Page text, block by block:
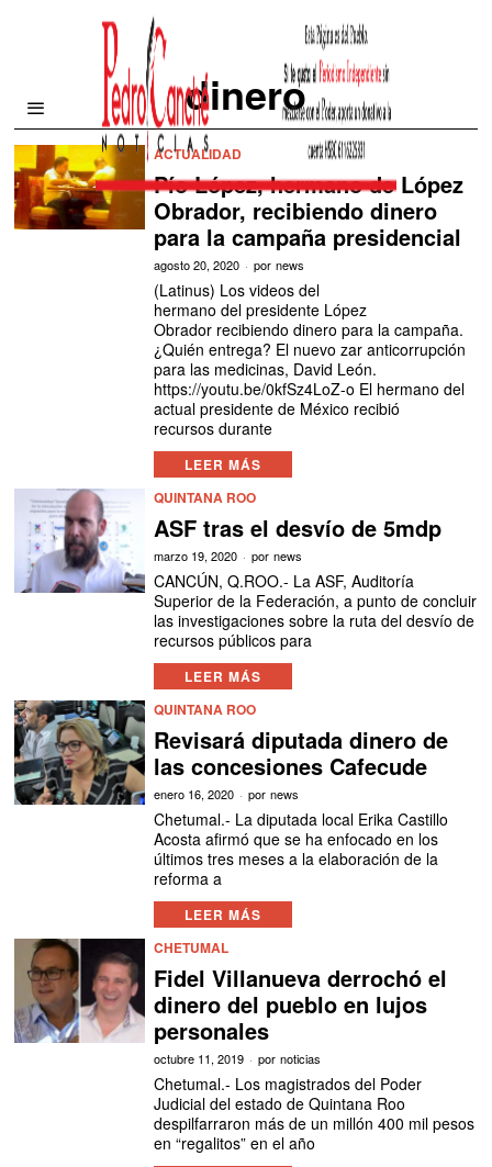
dinero
ACTUALIDAD
Pío López, hermano de López
Obrador, recibiendo dinero
para la campaña presidencial
agosto 20, 2020 por news
(Latinus) Los videos del
hermano del presidente López
Obrador recibiendo dinero para la campaña.
¿Quién entrega? El nuevo zar anticorrupción
para las medicinas, David León.
https://youtu.be/0kfSz4LoZ-o El hermano del
actual presidente de México recibió
recursos durante
LEER MÁS
QUINTANA ROO
ASF tras el desvío de 5mdp
marzo 19, 2020 por news
CANCÚN, Q.ROO.- La ASF, Auditoría
Superior de la Federación, a punto de concluir
las investigaciones sobre la ruta del desvío de
recursos públicos para
LEER MÁS
QUINTANA ROO
Revisará diputada dinero de
las concesiones Cafecude
enero 16, 2020 por news
Chetumal.- La diputada local Erika Castillo
Acosta afirmó que se ha enfocado en los
últimos tres meses a la elaboración de la
reforma a
LEER MÁS
CHETUMAL
Fidel Villanueva derrochó el
dinero del pueblo en lujos
personales
octubre 11, 2019 por noticias
Chetumal.- Los magistrados del Poder
Judicial del estado de Quintana Roo
despilfarraron más de un millón 400 mil pesos
en “regalitos” en el año